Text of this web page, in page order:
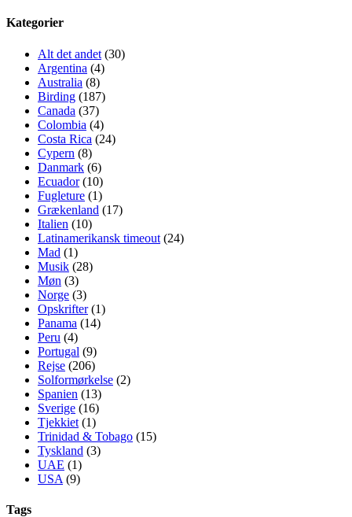
Kategorier
Alt det andet (30)
Argentina (4)
Australia (8)
Birding (187)
Canada (37)
Colombia (4)
Costa Rica (24)
Cypern (8)
Danmark (6)
Ecuador(10)
Fugleture (1)
Grækenland (17)
Italien (10)
Latinamerikansk timeout (24)
Mad (1)
Musik (28)
Møn (3)
Norge (3)
Opskrifter(1)
Panama (14)
Peru (4)
Portugal (9)
Rejse (206)
Solformørkelse (2)
Spanien (13)
Sverige (16)
Tjekkiet (1)
Trinidad & Tobago (15)
Tyskland (3)
UAE (1)
USA (9)
Tags